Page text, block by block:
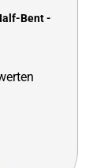
Bent -